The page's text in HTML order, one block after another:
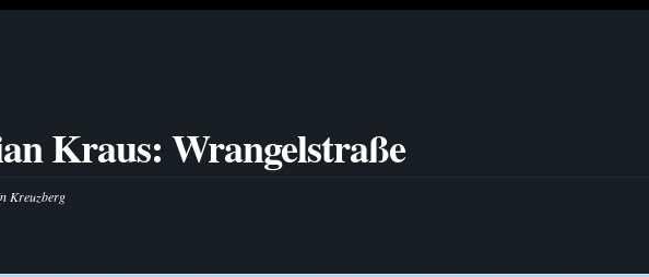
Kraus: Wrangelstraße
Kreuzberg